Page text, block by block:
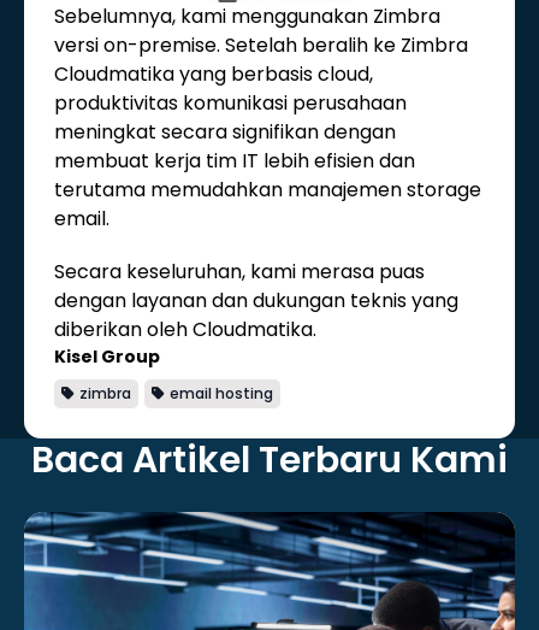
Sebelumnya, kami menggunakan Zimbra
versi on-premise. Setelah beralih ke Zimbra
Cloudmatika yang berbasis cloud,
produktivitas komunikasi perusahaan
meningkat secara signifikan dengan
membuat kerja tim IT lebih efisien dan
terutama memudahkan manajemen storage
email.
Secara keseluruhan, kami merasa puas
dengan layanan dan dukungan teknis yang
diberikan oleh Cloudmatika.
Kisel Group
zimbra email hosting
Baca Artikel Terbaru Kami